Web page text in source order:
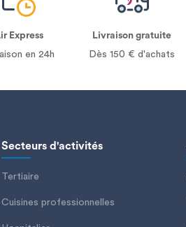
Express
en 24h
Livraison gratuite
Dès 150 € d'achats
Secteurs d'activités
Tertiaire
Cuisines professionnelles